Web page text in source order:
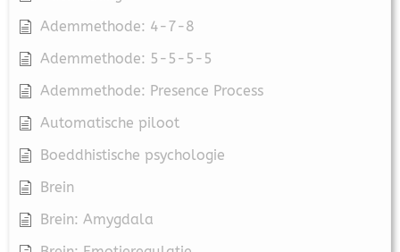
Ademmethode: 4-7-8
Ademmethode: 5-5-5-5
Ademmethode: Presence Process
Automatische piloot
Boeddhistische psychologie
Brein
Brein: Amygdala